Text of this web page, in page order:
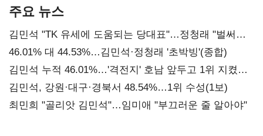
주요 뉴스
김민석 "TK 유세에 도움되는 당대표"…정청래 "벌써
대표된 양 당직 배분"
46.01% 대 44.53%…김민석·정청래 '초박빙'(종합)
김민석 누적 46.01%…'격전지' 호남 앞두고 1위 지켰다
(2보)
김민석, 강원·대구·경북서 48.54%…1위 수성(1보)
최민희 "골리앗 김민석"…임미애 "부끄러운 줄 알아야"